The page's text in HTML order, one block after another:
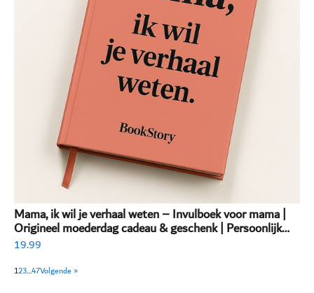
Mama, ik wil je verhaal weten – Invulboek voor mama |
Origineel moederdag cadeau & geschenk | Persoonlijk
invulboek volwassenen
19.99
123…47Volgende »